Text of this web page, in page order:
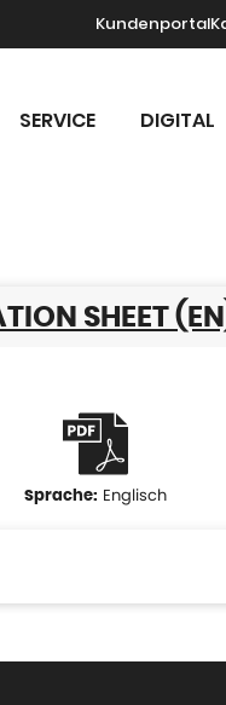
Kundenportal
SERVICE DIGITAL
SHEET
Englisch